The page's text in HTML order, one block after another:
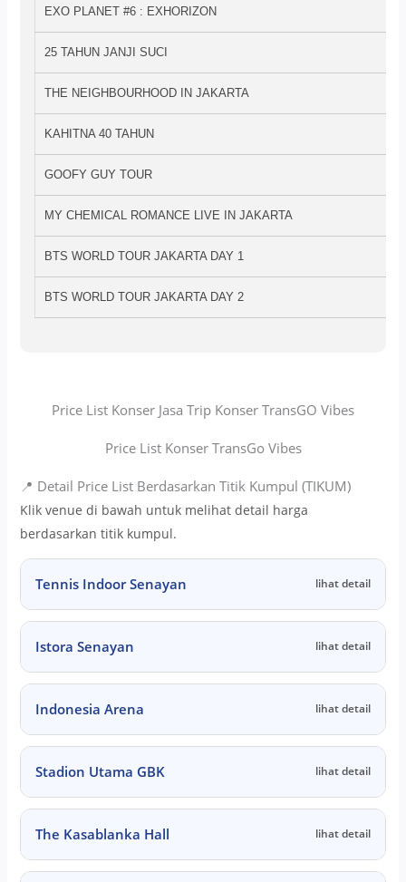
EXO PLANET #6 : EXHORIZON
25 TAHUN JANJI SUCI
THE NEIGHBOURHOOD IN JAKARTA
KAHITNA 40 TAHUN
GOOFY GUY TOUR
MY CHEMICAL ROMANCE LIVE IN JAKARTA
BTS WORLD TOUR JAKARTA DAY 1
BTS WORLD TOUR JAKARTA DAY 2
Price List Konser Jasa Trip Konser TransGO Vibes
Price List Konser TransGo Vibes
📍 Detail Price List Berdasarkan Titik Kumpul (TIKUM)
Klik venue di bawah untuk melihat detail harga
berdasarkan titik kumpul.
Tennis Indoor Senayan lihat detail
Istora Senayan lihat detail
Indonesia Arena lihat detail
Stadion Utama GBK lihat detail
The Kasablanka Hall lihat detail